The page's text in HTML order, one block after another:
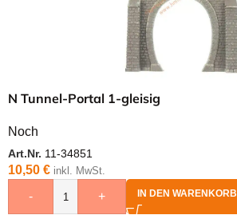
N Tunnel-Portal 1-gleisig
Noch
Art.Nr. 11-34851
10,50 € inkl. MwSt.
- + IN DEN WARENKORB